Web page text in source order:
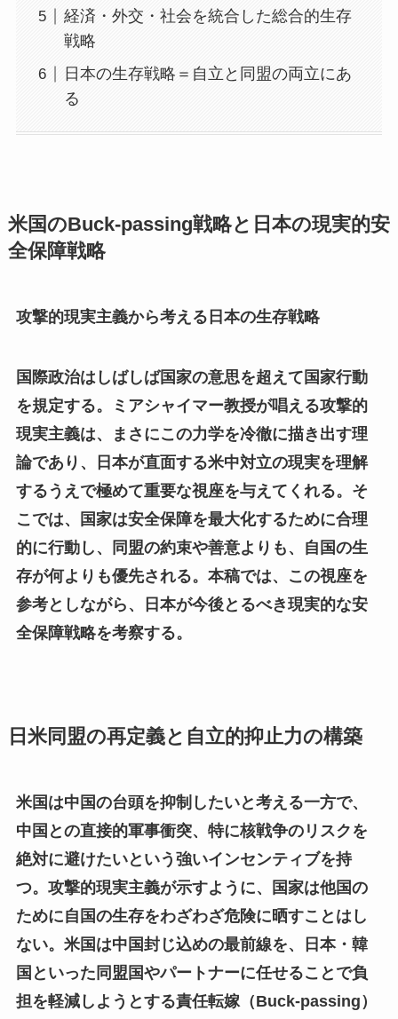
経済・外交・社会を統合した総合的生存
戦略
日本の生存戦略＝自立と同盟の両立にあ
る
米国のBuck-passing戦略と日本の現実的安
全保障戦略
攻撃的現実主義から考える日本の生存戦略
国際政治はしばしば国家の意思を超えて国家行動
を規定する。ミアシャイマー教授が唱える攻撃的
現実主義は、まさにこの力学を冷徹に描き出す理
論であり、日本が直面する米中対立の現実を理解
するうえで極めて重要な視座を与えてくれる。そ
こでは、国家は安全保障を最大化するために合理
的に行動し、同盟の約束や善意よりも、自国の生
存が何よりも優先される。本稿では、この視座を
参考としながら、日本が今後とるべき現実的な安
全保障戦略を考察する。
日米同盟の再定義と自立的抑止力の構築
米国は中国の台頭を抑制したいと考える一方で、
中国との直接的軍事衝突、特に核戦争のリスクを
絶対に避けたいという強いインセンティブを持
つ。攻撃的現実主義が示すように、国家は他国の
ために自国の生存をわざわざ危険に晒すことはし
ない。米国は中国封じ込めの最前線を、日本・韓
国といった同盟国やパートナーに任せることで負
担を軽減しようとする責任転嫁（Buck-passing）